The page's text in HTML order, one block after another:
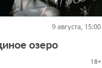
9 августа, 15:00
озеро
18+